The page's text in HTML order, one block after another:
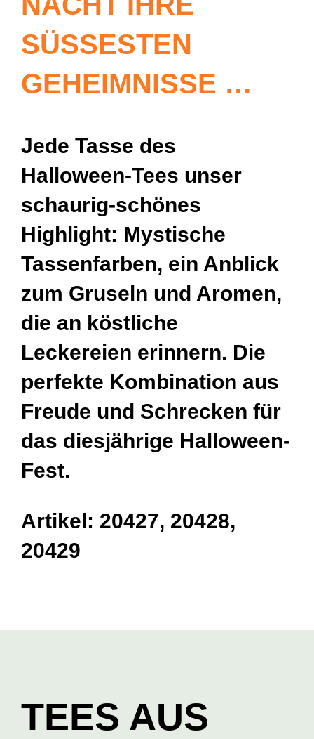
SÜSSESTEN G
EHEIMNISSE …
Jede Tasse des
Halloween-Tees unser
schaurig-schönes
Highlight: Mystische
Tassenfarben, ein Anblick
zum Gruseln und Aromen,
die an köstliche
Leckereien erinnern. Die
perfekte Kombination aus
Freude und Schrecken für
das diesjährige Halloween-
Fest.
Artikel: 20427, 20428,
20429
TEES AUS